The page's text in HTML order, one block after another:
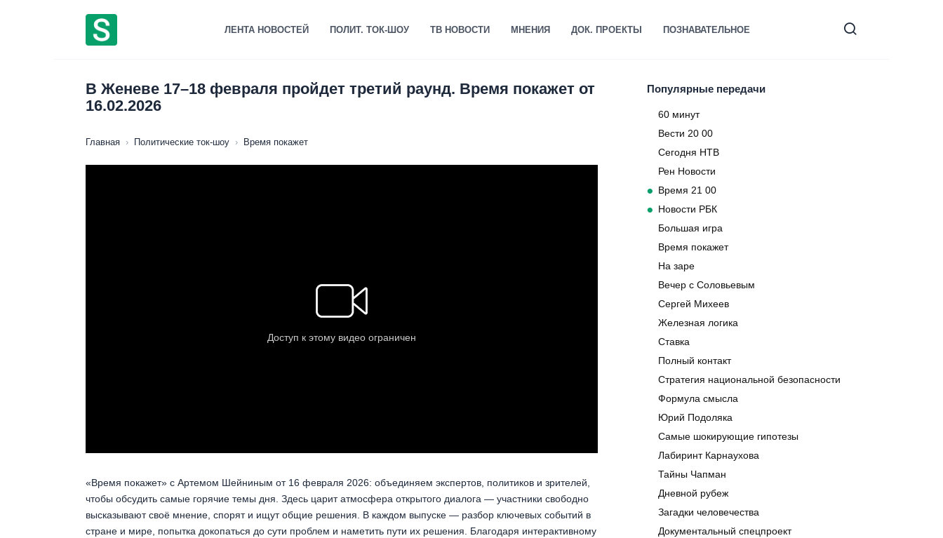
ЛЕНТА НОВОСТЕЙ ПОЛИТ. ТОК-ШОУ ТВ НОВОСТИ МНЕНИЯ ДОК. ПРОЕКТЫ ПОЗНАВАТЕЛЬНОЕ
В Женеве 17–18 февраля пройдет третий раунд. Время покажет от
16.02.2026
Главная › Политические ток-шоу › Время покажет
«Время покажет» с Артемом Шейниным от 16 февраля 2026: объединяем экспертов, политиков и зрителей,
чтобы обсудить самые горячие темы дня. Здесь царит атмосфера открытого диалога — участники свободно
высказывают своё мнение, спорят и ищут общие решения. В каждом выпуске — разбор ключевых событий в
стране и мире, попытка докопаться до сути проблем и наметить пути их решения. Благодаря интерактивному
Популярные передачи
60 минут
Вести 20 00
Сегодня НТВ
Рен Новости
Время 21 00
Новости РБК
Большая игра
Время покажет
На заре
Вечер с Соловьевым
Сергей Михеев
Железная логика
Ставка
Полный контакт
Стратегия национальной безопасности
Формула смысла
Юрий Подоляка
Самые шокирующие гипотезы
Лабиринт Карнаухова
Тайны Чапман
Дневной рубеж
Загадки человечества
Документальный спецпроект